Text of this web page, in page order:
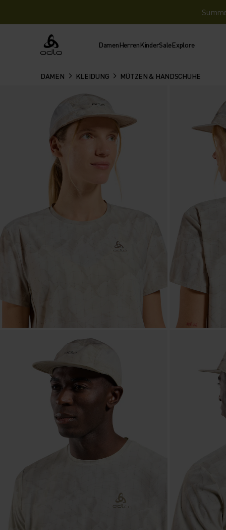
Odlo DamenHerrenKinderSaleExplore
DAMEN KLEIDUNG MÜTZEN & HANDSCHUHE